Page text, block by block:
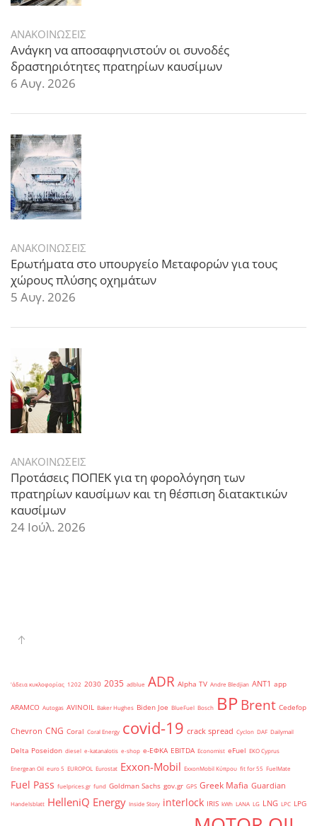
ΑΝΑΚΟΙΝΩΣΕΙΣ
Ανάγκη να αποσαφηνιστούν οι συνοδές
δραστηριότητες πρατηρίων καυσίμων
6 Αυγ. 2026
ΑΝΑΚΟΙΝΩΣΕΙΣ
Ερωτήματα στο υπουργείο Μεταφορών για τους
χώρους πλύσης οχημάτων
5 Αυγ. 2026
ΑΝΑΚΟΙΝΩΣΕΙΣ
Προτάσεις ΠΟΠΕΚ για τη φορολόγηση των
πρατηρίων καυσίμων και τη θέσπιση διατακτικών
καυσίμων
24 Ιούλ. 2026
'άδεια κυκλοφορίας 1202 2030 2035 adblue ADR Alpha TV Andre Bledjian ANT1 app
ARAMCO Autogas AVINOIL Baker Hughes Biden Joe BlueFuel Bosch BPBrent Cedefop
Chevron CNG Coral Coral Energy covid-19 crack spread Cyclon DAF Dailymail
Delta Poseidon diesel e-katanalotis e-shop e-ΕΦΚΑ EBITDA Economist eFuel EKO Cyprus
Energean Oil euro 5 EUROPOL Eurostat Exxon-Mobil ExxonMobil Κύπρου fit for 55 FuelMate
Fuel Pass fuelprices.gr fund Goldman Sachs gov.gr GPS Greek Mafia Guardian
Handelsblatt HelleniQ Energy Inside Story interlock IRIS kWh LANA LG LNG LPC LPG